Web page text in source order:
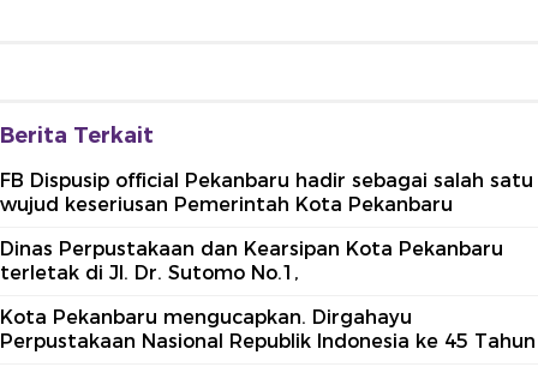
Berita Terkait
FB Dispusip official Pekanbaru hadir sebagai salah satu
wujud keseriusan Pemerintah Kota Pekanbaru
Dinas Perpustakaan dan Kearsipan Kota Pekanbaru
terletak di Jl. Dr. Sutomo No.1,
Kota Pekanbaru mengucapkan. Dirgahayu
Perpustakaan Nasional Republik Indonesia ke 45 Tahun